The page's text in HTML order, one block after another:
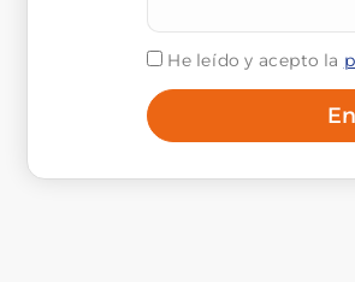
He leído y acepto la